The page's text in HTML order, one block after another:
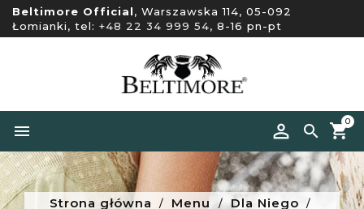
Beltimore Official, Warszawska 114, 05-092
Łomianki, tel: +48 22 34 999 54, 8-16 pn-pt


0
Strona główna Menu
Dla Niego